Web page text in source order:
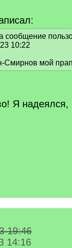
сообщение
10:22
Смирнов мой
Я надеялся,
19:46
14:16